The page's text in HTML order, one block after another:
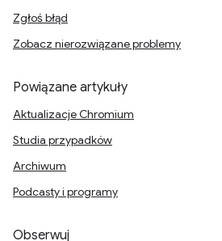
Zgłoś błąd
Zobacz nierozwiązane problemy
Powiązane artykuły
Aktualizacje Chromium
Studia przypadków
Archiwum
Podcasty i programy
Obserwuj